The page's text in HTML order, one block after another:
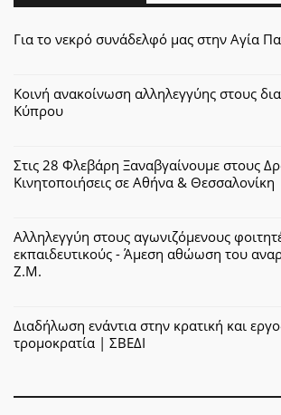
Για το νεκρό συνάδελφό μας στην Αγία
Κοινή ανακοίνωση αλληλεγγύης στους
Κύπρου
Στις 28 Φλεβάρη Ξαναβγαίνουμε στους
Κινητοποιήσεις σε Αθήνα & Θεσσαλονίκη
Αλληλεγγύη στους αγωνιζόμενους
εκπαιδευτικούς - Άμεση αθώωση του
Ζ.Μ.
Διαδήλωση ενάντια στην κρατική και
τρομοκρατία | ΣΒΕΔΙ